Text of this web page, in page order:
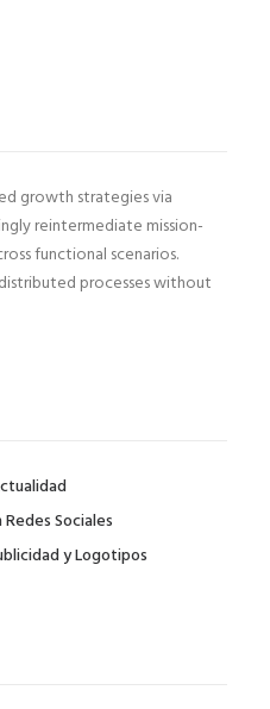
growth strategies via
reintermediate mission-
functional scenarios.
processes without
Sociales
y Logotipos